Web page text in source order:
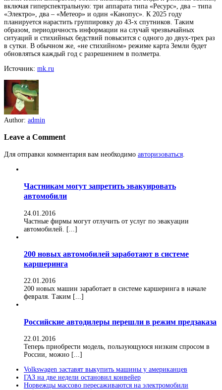
включая гиперспектральную: три аппарата типа «Ресурс», два – типа
«Электро», два – «Метеор» и один «Канопус». К 2025 году
планируется нарастить группировку до 43-х спутников. Таким
образом, периодичность информации на случай чрезвычайных
ситуаций и стихийных бедствий повысится с одного до двух-трех раз
в сутки. В обычном же, «не стихийном» режиме карта Земли будет
обновляться каждый год с разрешением в полметра.
Источник: mk.ru
Author: admin
Leave a Comment
Для отправки комментария вам необходимо авторизоваться
Частникам могут запретить эвакуировать
автомобили
24.01.2016
Частные фирмы могут отлучить от услуг по эвакуации
автомобилей. [...]
200 новых автомобилей заработают в системе
каршеринга
22.01.2016
200 новых машин заработает в системе каршеринга в начале
февраля. Таким [...]
Российские автодилеры перешли в режим предзаказа
22.01.2016
Теперь приобрести модель, пользующуюся низким спросом в
России, можно [...]
Volkswagen заставят выкупить машины у американцев
ГАЗ на две недели остановил конвейер
Норвежцы массово пересаживаются на электромобили